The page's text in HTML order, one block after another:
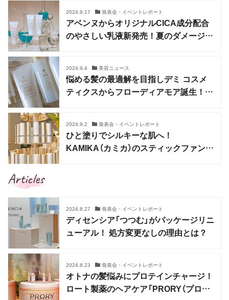
2024.9.17 発表会・イベントレポート
アベンヌからオリジナルCICA成分配合
のやさしい乳液新発売！夏のダメージ肌
2024.9.4 美容ニュース
悩める髪の最適解を目指しデミ コスメ
ティクスからフローディアモア誕生！扱
2024.9.2 発表会・イベントレポート
ひと塗りでシルキーな肌へ！
KAMIKA（カミカ）のスティックファンデ
Articles
2024.8.27 発表会・イベントレポート
ディセンシア「つつむ」がパッケージリニ
ューアル！ 処方変更なしの理由とは？
2024.8.23 発表会・イベントレポート
オトナの髪悩みにプロテインチャージ！
ロート製薬のヘアケア「PRORY（プロリ